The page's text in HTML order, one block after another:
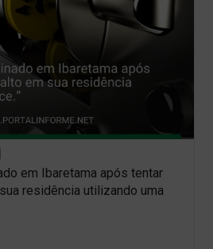
em Ibaretama após tentar
residência utilizando uma